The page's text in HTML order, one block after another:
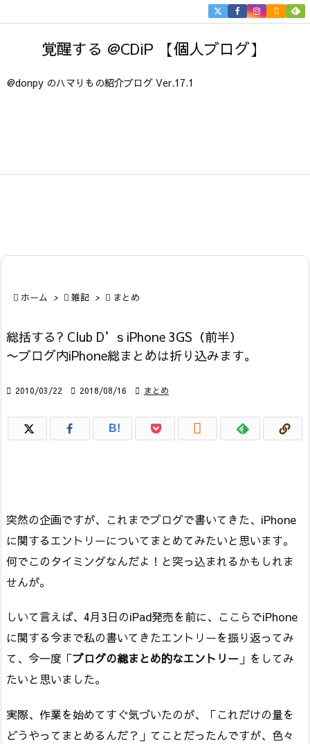
覚醒する @CDiP 【個人ブログ】
@donpy のハマりもの紹介ブログ Ver.17.1


 ホーム >  雑記 >  まとめ
総括する? Club D’s iPhone 3GS（前半）
〜ブログ内iPhone総まとめは折り込みます。
 2010/03/22  2018/08/16  まとめ
B! 
突然の企画ですが、これまでブログで書いてきた、iPhone
に関するエントリーについてまとめてみたいと思います。
何でこのタイミングなんだよ！と突っ込まれるかもしれま
せんが。
しいて言えば、4月3日のiPad発売を前に、ここらでiPhone
に関する今まで私の書いてきたエントリーを振り返ってみ
て、今一度「ブログの総まとめ的なエントリー 」をしてみ
たいと思いました。
実際、作業を始めてすぐ気づいたのが、「これだけの量を
どうやってまとめるんだ？」てことだったんですが、色々